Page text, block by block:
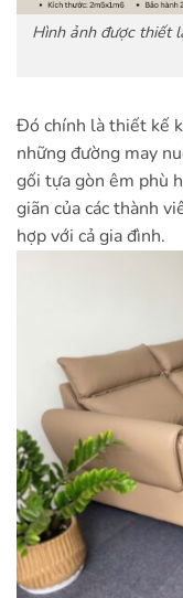
Hình ảnh được thiết
Đó chính là thiết kế
những đường may
gối tựa gòn êm phù
giãn của các thành
hợp với cả gia đình.